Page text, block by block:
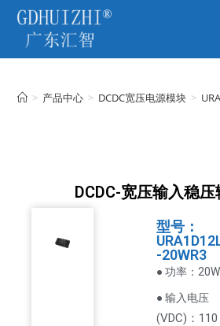
> 产品中心 > DCDC宽压电源模块 >
DCDC-宽压输入稳压
型号：
-20WR3
● 功率：20W
● 输入电压
(VDC)：110